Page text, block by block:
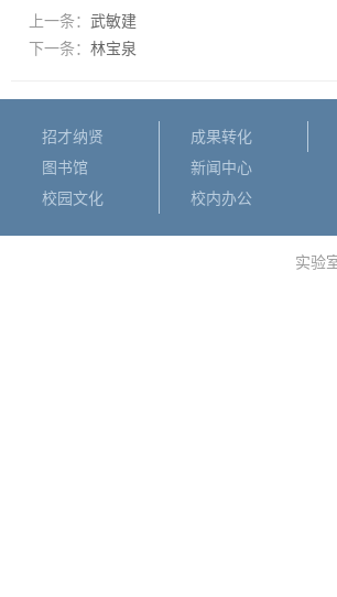
上一条： 武敏建
下一条： 林宝泉
招才纳贤
图书馆
校园文化
成果转化
新闻中心
校内办公
实验